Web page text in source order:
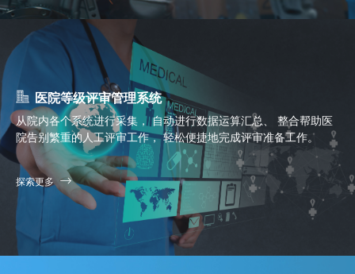
医院等级评审管理系统
从院内各个系统进行采集， 自动进行数据运算汇总、 整合帮助医
院告别繁重的人工评审工作， 轻松便捷地完成评审准备工作。
探索更多